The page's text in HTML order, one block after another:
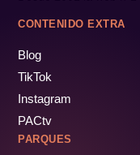
CONTENIDO EXTRA
Blog
TikTok
Instagram
PACtv
PARQUES